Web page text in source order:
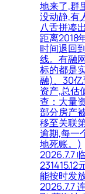
地来了,群
没动静,有
八舌拼凑
距离2018
时间退回
线。有融
标的都是
融)、30亿
资产,总估
查：大量
部分房产
移至关联
逾期,每一
地死账。)
2026.7.7
能按时发
2026.7.7